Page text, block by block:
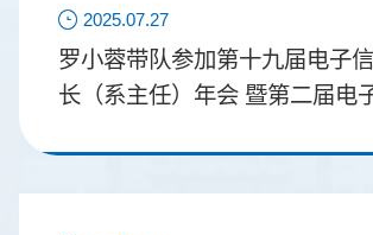
2025.07.27
罗小蓉带队参加第十九届电子
长（系主任）年会 暨第二届电